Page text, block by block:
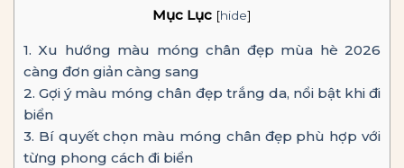
Mục Lục [hide]
1. Xu hướng màu móng chân đẹp mùa hè 2026
càng đơn giản càng sang
2. Gợi ý màu móng chân đẹp trắng da, nổi bật khi đi
biển
3. Bí quyết chọn màu móng chân đẹp phù hợp với
từng phong cách đi biển